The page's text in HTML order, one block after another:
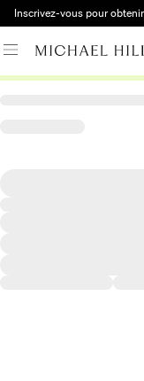
Inscrivez-vous pour obtenir